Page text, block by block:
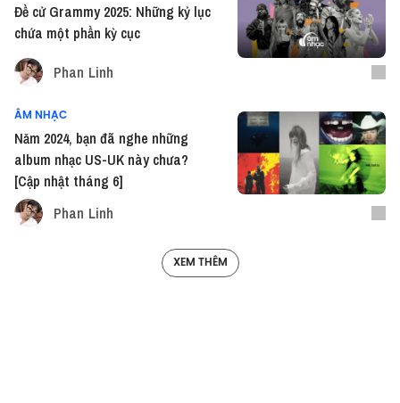
Đề cử Grammy 2025: Những kỷ lục
chứa một phần kỳ cục
Phan Linh
ÂM NHẠC
Năm 2024, bạn đã nghe những
album nhạc US-UK này chưa?
[Cập nhật tháng 6]
Phan Linh
XEM THÊM